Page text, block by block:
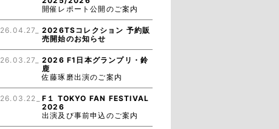
開催レポート公開のご案内
26.04.27_
2026TSコレクション 予約販
売開始のお知らせ
26.03.27_
2026 F1日本グランプリ・鈴
鹿
佐藤琢磨出演のご案内
26.03.22_
F１ TOKYO FAN FESTIVAL
2026
出演及び事前申込のご案内